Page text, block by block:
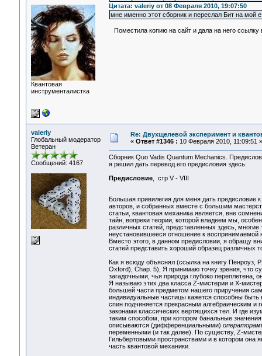
Квантовая
инструменталистка
Цитата: valeriy от 08 Февраля 2010, 19:07:50
мне именно этот сборник и переслал Бит на мой
Поместила копию на сайт и дала на него ссылку
valeriy
Глобальный модератор
Ветеран
Сообщений: 4167
Re: Двухщелевой эксперимент и
« Ответ #1346 : 10 Февраля 2010, 11:09:51 »
Сборник Quo Vadis Quantum Mechanics.
я решил дать перевод его предисловия здесь:
Предисловие, стр V - VIII
Большая привилегия для меня дать
авторов, и собранных вместе с большим
статьи, квантовая механика является, вне
тайн, вопреки теории, которой владеем мы,
различных статей, представленных здесь,
неустановившееся отношение к
Вместо этого, в данном предисловии, я обращу
статей представить хороший образец различных
Как я всюду объяснял (ссылка на книгу Пенроуз,
Oxford), Chap. 5), Я принимаю точку зрения, что
загадочными, чья природа глубоко
Я называю этих два класса Z-мистерии и X-
большей части предметом нашего приручения
индивидуальные частицы кажется способны быть
спин подчиняется прекрасным алгебраическим и
законами классических вертящихся тел. И где
таким способом, при котором банальные
описываются (дифференциальными)
переменными (и так далее). По существу, Z-
Гильбертовыми пространствами и в котором она
часть квантовой механики.